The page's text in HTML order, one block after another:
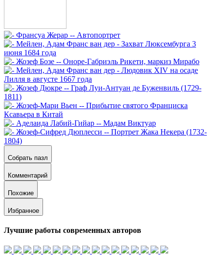
Собрать пазл
Комментарий
Похожие
Избранное
Лучшие работы современных авторов